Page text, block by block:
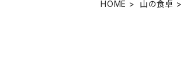
HOME 山の食卓